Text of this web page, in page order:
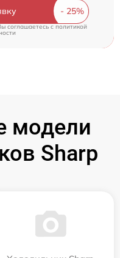
соглашаетесь cполитикой
модели
Sharp